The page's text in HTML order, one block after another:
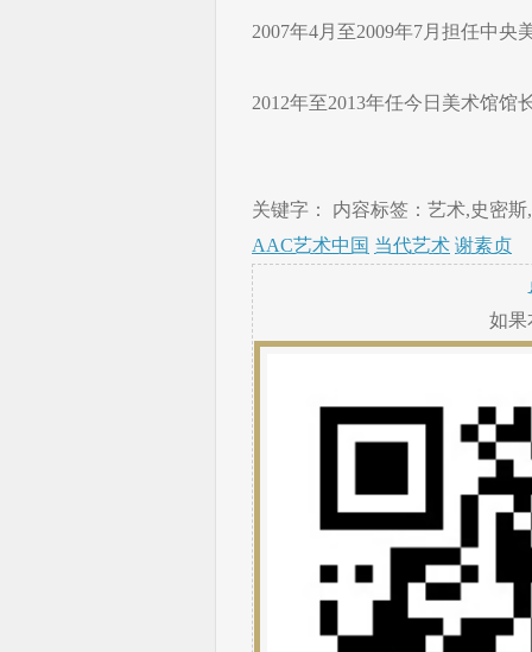
2007年4月至2009年7月担任中央
2012年至2013年任今日美术馆馆
关键字： 内容标签：艺术,史密
AAC艺术中国 当代艺术 谢素贞
如果